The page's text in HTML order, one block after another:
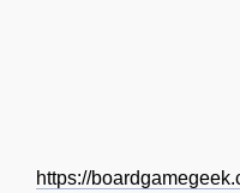
https://